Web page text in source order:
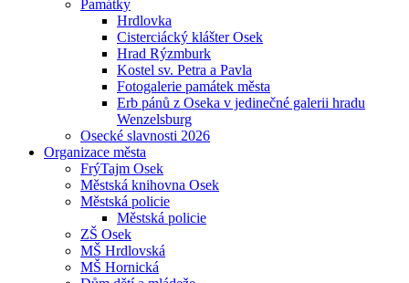
Památky
Hrdlovka
Cisterciácký klášter Osek
Hrad Rýzmburk
Kostel sv. Petra a Pavla
Fotogalerie památek města
Erb pánů z Oseka v jedinečné galerii hradu
Wenzelsburg
Osecké slavnosti 2026
Organizace města
FrýTajm Osek
Městská knihovna Osek
Městská policie
Městská policie
ZŠ Osek
MŠ Hrdlovská
MŠ Hornická